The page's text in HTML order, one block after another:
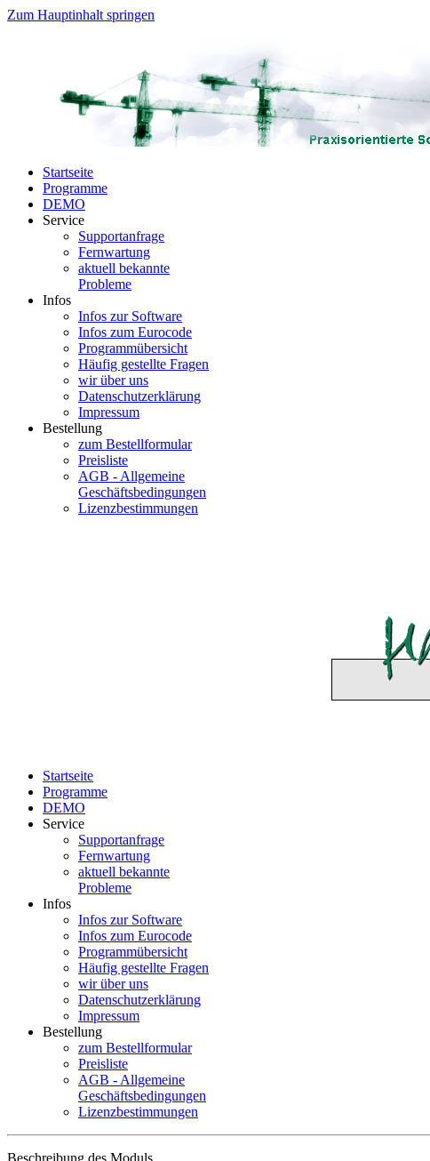
Zum Hauptinhalt springen
Startseite
Programme
DEMO
Service
Supportanfrage
Fernwartung
aktuell bekannte
Probleme
Infos
Infos zur Software
Infos zum Eurocode
Programmübersicht
Häufig gestellte Fragen
wir über uns
Datenschutzerklärung
Impressum
Bestellung
zum Bestellformular
Preisliste
AGB - Allgemeine
Geschäftsbedingungen
Lizenzbestimmungen
Startseite
Programme
DEMO
Service
Supportanfrage
Fernwartung
aktuell bekannte
Probleme
Infos
Infos zur Software
Infos zum Eurocode
Programmübersicht
Häufig gestellte Fragen
wir über uns
Datenschutzerklärung
Impressum
Bestellung
zum Bestellformular
Preisliste
AGB - Allgemeine
Geschäftsbedingungen
Lizenzbestimmungen
Beschreibung des Moduls